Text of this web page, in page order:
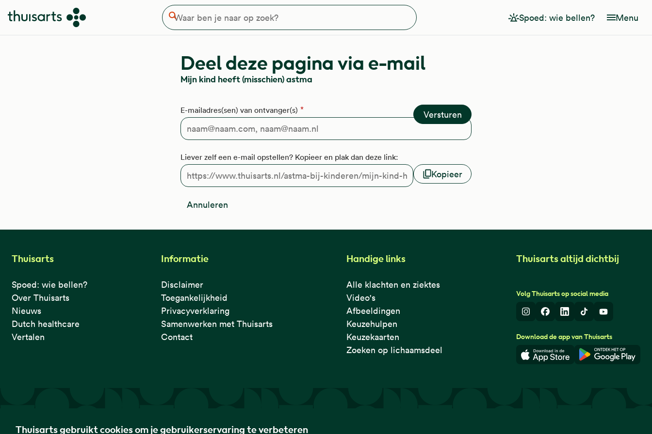
Thuisarts gebruikt cookies om je gebruikerservaring te verbeteren
Overslaan en naar de inhoud gaan Waar ben je naar op zoek?
Zoeken Spoed: wie bellen? Menu
Deel deze pagina via e-mail
Mijn kind heeft (misschien) astma
E-mailadres(sen) van ontvanger(s)
Liever zelf een e-mail opstellen? Kopieer en plak dan deze link:
Kopieer
Annuleren
Thuisarts
Spoed: wie bellen?
Over Thuisarts
Nieuws
Dutch healthcare
Vertalen
Informatie
Disclaimer
Toegankelijkheid
Privacyverklaring
Samenwerken met Thuisarts
Contact
Handige links
Alle klachten en ziektes
Video's
Afbeeldingen
Keuzehulpen
Keuzekaarten
Zoeken op lichaamsdeel
Thuisarts altijd dichtbij
Volg Thuisarts op social media
InstagramFacebook
LinkedInTikTokYoutube
Download de app van Thuisarts
Download in de App Store
Download